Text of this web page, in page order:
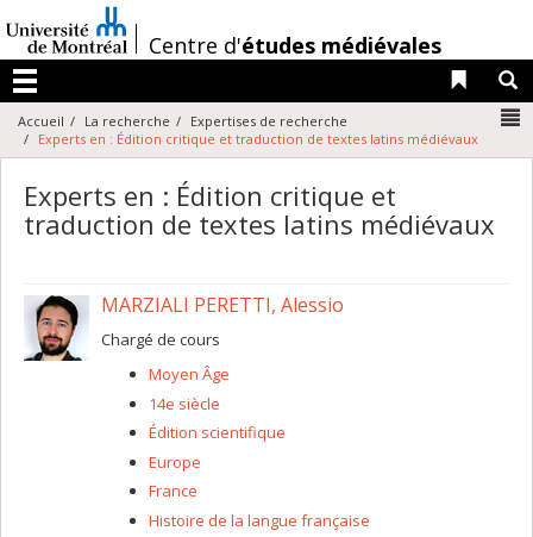
au
contenu
/
Centre d'études médiévales
Menu
Liens
Accueil La recherche
Expertises de recherche
Experts en : Édition critique et traduction de textes latins médiévaux
Experts en : Édition critique et
traduction de textes latins médiévaux
MARZIALI PERETTI, Alessio
Chargé de cours
Moyen Âge
14e siècle
Édition scientifique
Europe
France
Histoire de la langue française